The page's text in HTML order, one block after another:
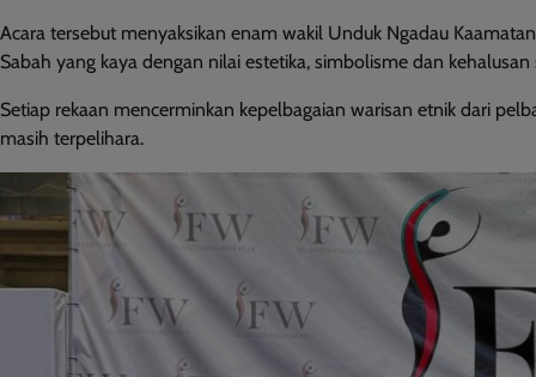
Acara tersebut menyaksikan enam wakil Unduk Ngadau
Sabah yang kaya dengan nilai estetika, simbolisme dan
Setiap rekaan mencerminkan kepelbagaian warisan etnik dari
masih terpelihara.